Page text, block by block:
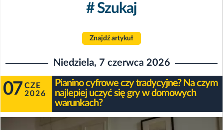
# Szukaj
Znajdź artykuł
Niedziela, 7 czerwca 2026
07 CZE
2026
Pianino cyfrowe czy tradycyjne? Na czym
najlepiej uczyć się gry w domowych
warunkach?